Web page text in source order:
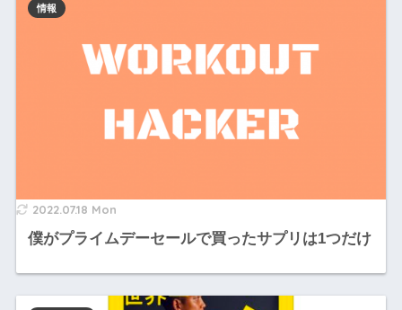
2022.07.18 Mon
僕がプライムデーセールで買ったサプリは1つだけ
情報